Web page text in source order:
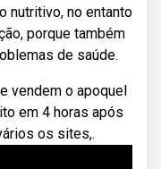
nutritivo, no entanto
porque também
de saúde.
vendem o apoquel
em 4 horas após
os sites,.